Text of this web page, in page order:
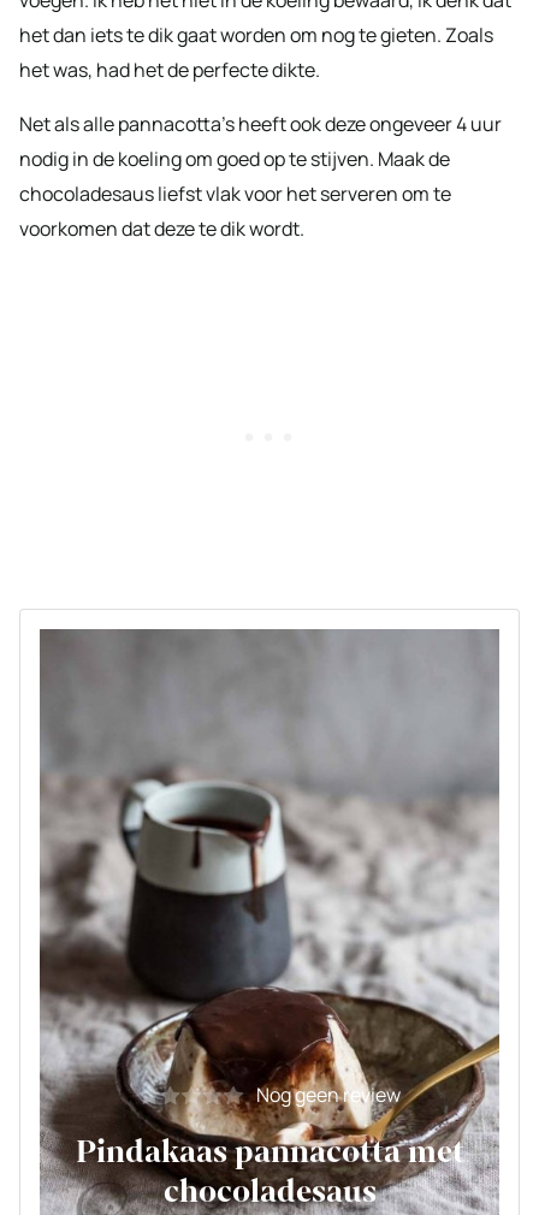
het dan iets te dik gaat worden om nog te gieten. Zoals
het was, had het de perfecte dikte.
Net als alle pannacotta’s heeft ook deze ongeveer 4 uur
nodig in de koeling om goed op te stijven. Maak de
chocoladesaus liefst vlak voor het serveren om te
voorkomen dat deze te dik wordt.
Nog geen review
Pindakaas pannacotta met
chocoladesaus